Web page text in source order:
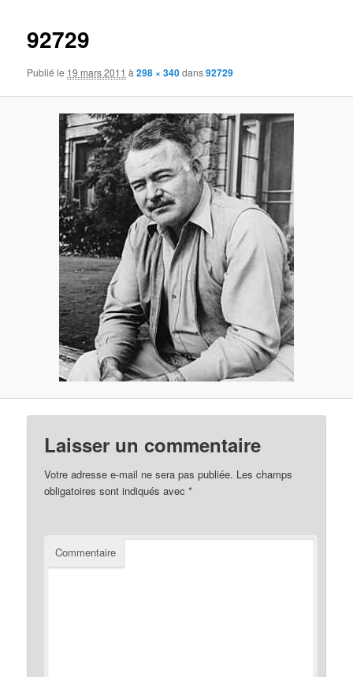
92729
Publié le 19 mars 2011 à298 × 340dans92729
Laisser un commentaire
Votre adresse e-mail ne sera pas publiée. Les champs
obligatoires sont indiqués avec*
Commentaire